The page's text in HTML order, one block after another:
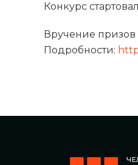
Конкурс
Вручение призов
Подробности: